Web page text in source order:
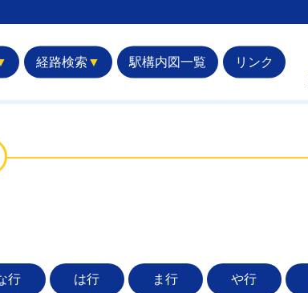
経路検索 ▼ 駅構内図一覧 リンク
行 は行 ま行 や行